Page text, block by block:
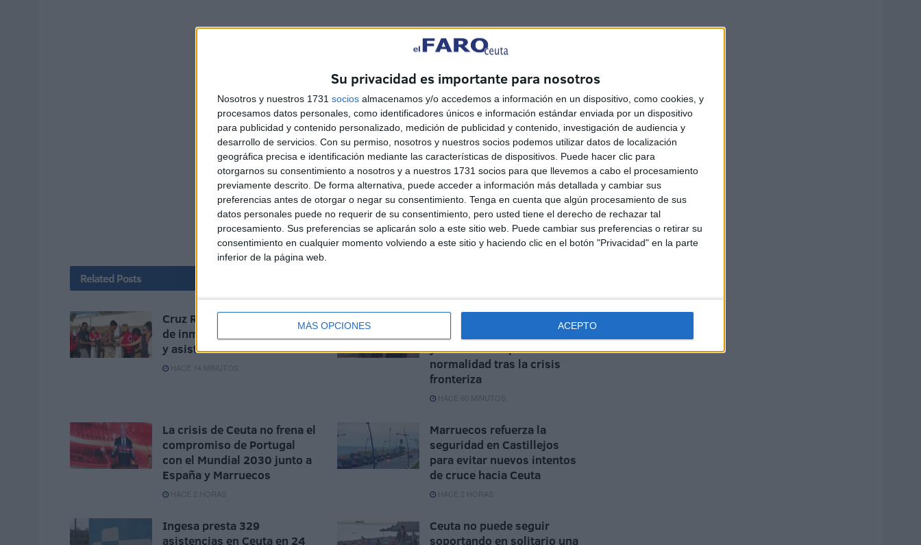
Su privacidad es importante para nosotros
Nosotros y nuestros 1731 socios almacenamos y/o accedemos a información en un dispositivo, como cookies, y
procesamos datos personales, como identificadores únicos e información estándar enviada por un dispositivo
para publicidad y contenido personalizado, medición de publicidad y contenido, investigación de audiencia y
desarrollo de servicios. Con su permiso, nosotros y nuestros socios podemos utilizar datos de localización
geográfica precisa e identificación mediante las características de dispositivos. Puede hacer clic para
otorgarnos su consentimiento a nosotros y a nuestros 1731 socios para que llevemos a cabo el procesamiento
previamente descrito. De forma alternativa, puede acceder a información más detallada y cambiar sus
preferencias antes de otorgar o negar su consentimiento. Tenga en cuenta que algún procesamiento de sus
datos personales puede no requerir de su consentimiento, pero usted tiene el derecho de rechazar tal
procesamiento. Sus preferencias se aplicarán solo a este sitio web. Puede cambiar sus preferencias o retirar su
consentimiento en cualquier momento volviendo a este sitio y haciendo clic en el botón "Privacidad" en la parte
inferior de la página web.
MÁS OPCIONES ACEPTO
Related Posts
Cruz Roja abastece a cientos
de inmigrantes con alimento
y asistencia médica
HACE 14 MINUTOS
Vivas traslada al Rey la
"situación crítica" de Ceuta
y reclama recuperar la
normalidad tras la crisis
fronteriza
HACE 60 MINUTOS
La crisis de Ceuta no frena el
compromiso de Portugal
con el Mundial 2030 junto a
España y Marruecos
HACE 2 HORAS
Marruecos refuerza la
seguridad en Castillejos
para evitar nuevos intentos
de cruce hacia Ceuta
HACE 2 HORAS
Ingesa presta 329
asistencias en Ceuta en 24
Ceuta no puede seguir
soportando en solitario una